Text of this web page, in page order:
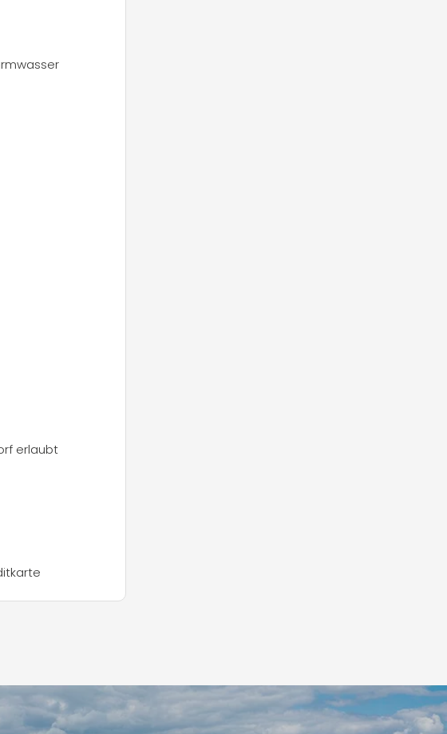
erlaubt